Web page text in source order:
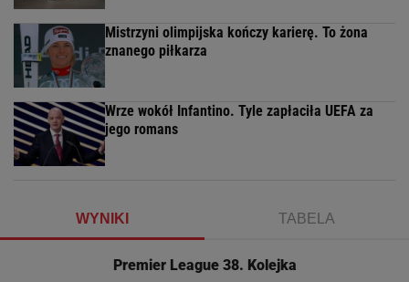
Mistrzyni olimpijska kończy karierę. To żona
znanego piłkarza
Wrze wokół Infantino. Tyle zapłaciła UEFA za
jego romans
WYNIKI TABELA
Premier League 38. Kolejka